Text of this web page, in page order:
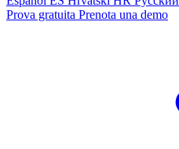
Prova gratuita Prenota una demo